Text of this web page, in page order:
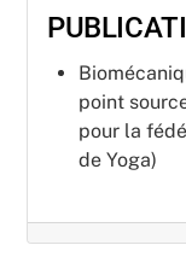
point
pour la
de Yoga)